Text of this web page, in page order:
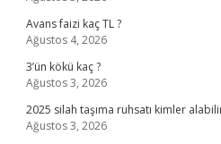
Avans faizi kaç TL ?
Ağustos 4, 2026
3’ün kökü kaç ?
Ağustos 3, 2026
2025 silah taşıma ruhsatı kimler
Ağustos 3, 2026